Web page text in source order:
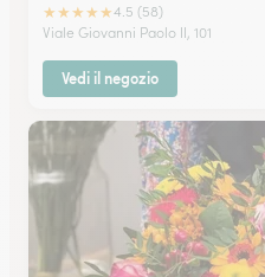
★★★★★4.5 (58)
Viale Giovanni Paolo II, 101
Vedi il negozio